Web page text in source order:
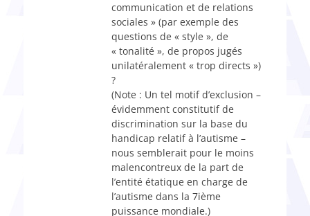
communication et de relations
sociales » (par exemple des
questions de « style », de
« tonalité », de propos jugés
unilatéralement « trop directs »)
?
(Note : Un tel motif d’exclusion –
évidemment constitutif de
discrimination sur la base du
handicap relatif à l’autisme –
nous semblerait pour le moins
malencontreux de la part de
l’entité étatique en charge de
l’autisme dans la 7ième
puissance mondiale.)